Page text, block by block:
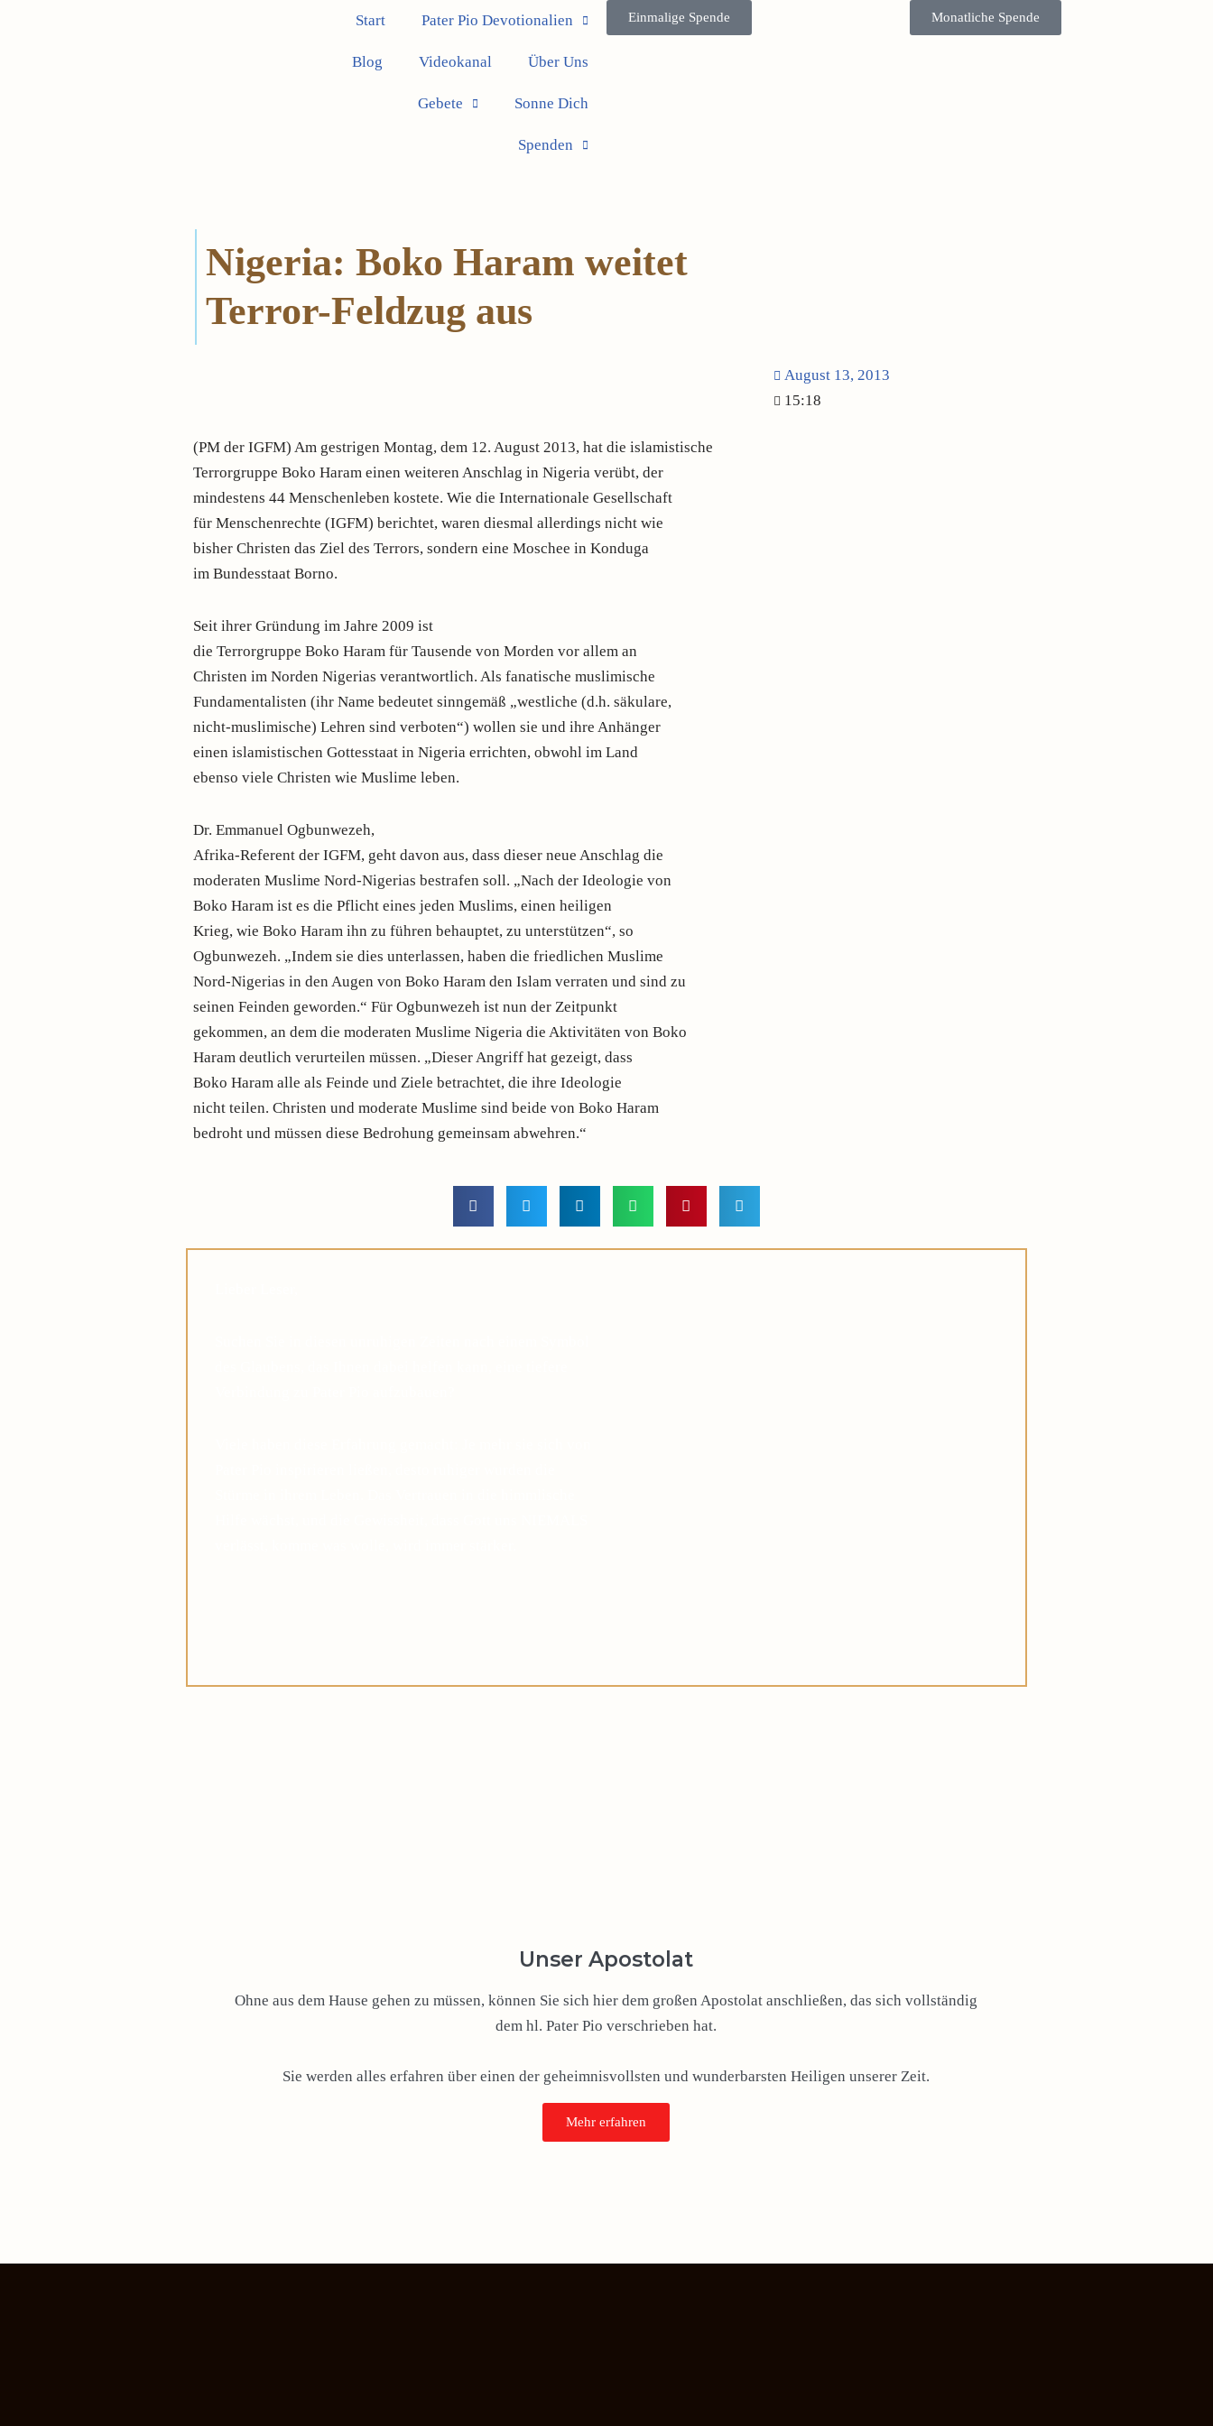
Start Pater Pio Devotionalien
Blog Videokanal Über Uns
Gebete Sonne Dich
Spenden
Einmalige Spende Monatliche Spende
Nigeria: Boko Haram weitet
Terror-Feldzug aus
August 13, 2013
15:18
(PM der IGFM) Am gestrigen Montag, dem 12. August 2013, hat die islamistische
Terrorgruppe Boko Haram einen weiteren Anschlag in Nigeria verübt, der
mindestens 44 Menschenleben kostete. Wie die Internationale Gesellschaft
für Menschenrechte (IGFM) berichtet, waren diesmal allerdings nicht wie
bisher Christen das Ziel des Terrors, sondern eine Moschee in Konduga
im Bundesstaat Borno.
Seit ihrer Gründung im Jahre 2009 ist
die Terrorgruppe Boko Haram für Tausende von Morden vor allem an
Christen im Norden Nigerias verantwortlich. Als fanatische muslimische
Fundamentalisten (ihr Name bedeutet sinngemäß „westliche (d.h. säkulare,
nicht-muslimische) Lehren sind verboten“) wollen sie und ihre Anhänger
einen islamistischen Gottesstaat in Nigeria errichten, obwohl im Land
ebenso viele Christen wie Muslime leben.
Dr. Emmanuel Ogbunwezeh,
Afrika-Referent der IGFM, geht davon aus, dass dieser neue Anschlag die
moderaten Muslime Nord-Nigerias bestrafen soll. „Nach der Ideologie von
Boko Haram ist es die Pflicht eines jeden Muslims, einen heiligen
Krieg, wie Boko Haram ihn zu führen behauptet, zu unterstützen“, so
Ogbunwezeh. „Indem sie dies unterlassen, haben die friedlichen Muslime
Nord-Nigerias in den Augen von Boko Haram den Islam verraten und sind zu
seinen Feinden geworden.“ Für Ogbunwezeh ist nun der Zeitpunkt
gekommen, an dem die moderaten Muslime Nigeria die Aktivitäten von Boko
Haram deutlich verurteilen müssen. „Dieser Angriff hat gezeigt, dass
Boko Haram alle als Feinde und Ziele betrachtet, die ihre Ideologie
nicht teilen. Christen und moderate Muslime sind beide von Boko Haram
bedroht und müssen diese Bedrohung gemeinsam abwehren.“
Unser Apostolat
Ohne aus dem Hause gehen zu müssen, können Sie sich hier dem großen Apostolat anschließen, das sich vollständig
dem hl. Pater Pio verschrieben hat.
Sie werden alles erfahren über einen der geheimnisvollsten und wunderbarsten Heiligen unserer Zeit.
Mehr erfahren